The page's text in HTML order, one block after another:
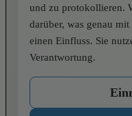
und zu protokollieren.
darüber, was genau
einen Einfluss. Sie
Verantwortung.